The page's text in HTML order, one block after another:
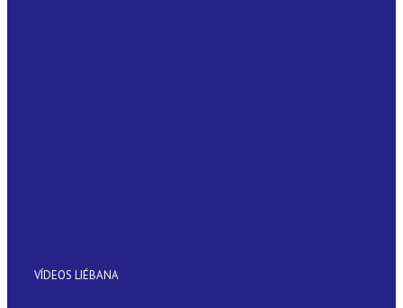
VÍDEOS LIÉBANA